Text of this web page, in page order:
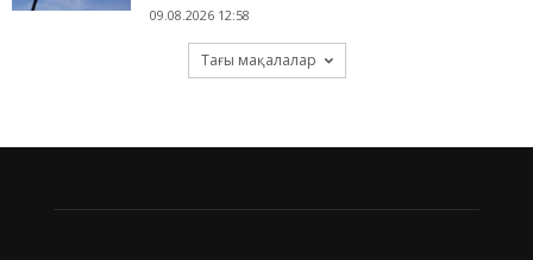
09.08.2026 12:58
Тағы мақалалар